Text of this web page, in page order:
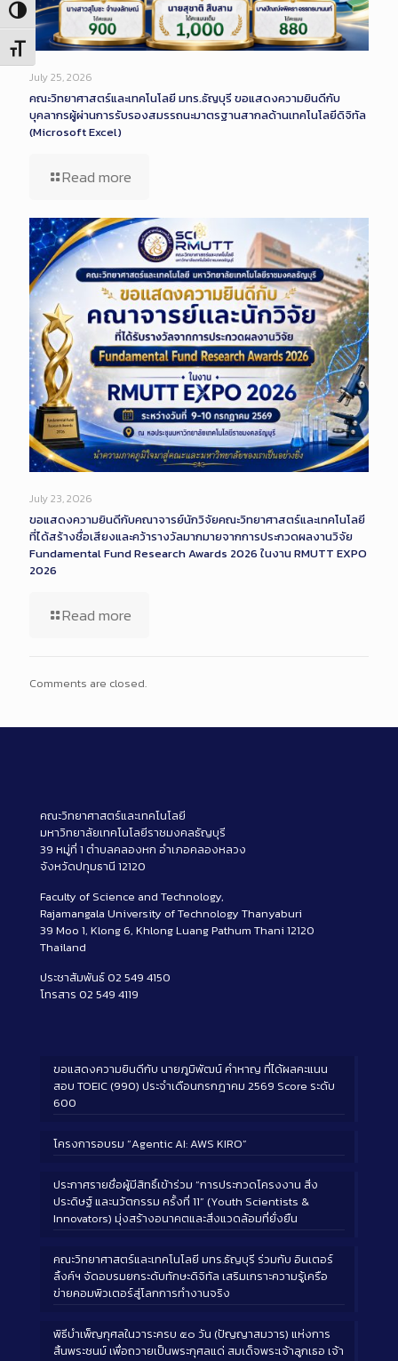
Toggle High Contrast
Toggle Font size
July 25, 2026
คณะวิทยาศาสตร์และเทคโนโลยี มทร.ธัญบุรี ขอแสดงความยินดีกับ
บุคลากรผู้ผ่านการรับรองสมรรถนะมาตรฐานสากลด้านเทคโนโลยีดิจิทัล
(Microsoft Excel)
Read more
July 23, 2026
ขอแสดงความยินดีกับคณาจารย์นักวิจัยคณะวิทยาศาสตร์และเทคโนโลยี
ที่ได้สร้างชื่อเสียงและคว้ารางวัลมากมายจากการประกวดผลงานวิจัย
Fundamental Fund Research Awards 2026 ในงาน RMUTT EXPO
2026
Read more
Comments are closed.
คณะวิทยาศาสตร์และเทคโนโลยี
มหาวิทยาลัยเทคโนโลยีราชมงคลธัญบุรี
39 หมู่ที่ 1 ตำบลคลองหก อำเภอคลองหลวง
จังหวัดปทุมธานี 12120
Faculty of Science and Technology,
Rajamangala University of Technology Thanyaburi
39 Moo 1, Klong 6, Khlong Luang Pathum Thani 12120
Thailand
ประชาสัมพันธ์ 02 549 4150
โทรสาร 02 549 4119
ขอแสดงความยินดีกับ นายภูมิพัฒน์ คำหาญ ที่ได้ผลคะแนน
สอบ TOEIC (990) ประจำเดือนกรกฎาคม 2569 Score ระดับ
600
โครงการอบรม “Agentic AI: AWS KIRO”
ประกาศรายชื่อผู้มีสิทธิ์เข้าร่วม “การประกวดโครงงาน สิ่ง
ประดิษฐ์ และนวัตกรรม ครั้งที่ 11” (Youth Scientists &
Innovators) มุ่งสร้างอนาคตและสิ่งแวดล้อมที่ยั่งยืน
คณะวิทยาศาสตร์และเทคโนโลยี มทร.ธัญบุรี ร่วมกับ อินเตอร์
ลิ้งค์ฯ จัดอบรมยกระดับทักษะดิจิทัล เสริมเกราะความรู้เครือ
ข่ายคอมพิวเตอร์สู่โลกการทำงานจริง
พิธีบำเพ็ญกุศลในวาระครบ ๕๐ วัน (ปัญญาสมวาร) แห่งการ
สิ้นพระชนม์ เพื่อถวายเป็นพระกุศลแด่ สมเด็จพระเจ้าลูกเธอ เจ้า